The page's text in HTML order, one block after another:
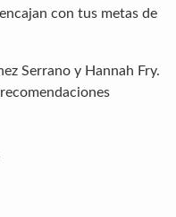
con tus metas de
Serrano y Hannah Fry.